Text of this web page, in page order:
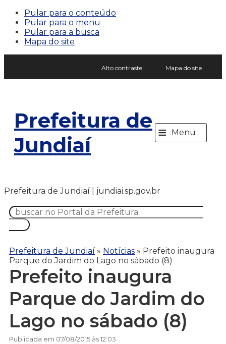
Pular para o conteúdo
Pular para o menu
Pular para a busca
Mapa do site
Alto contraste Mapa do site
Prefeitura de
Jundiaí
≡ Menu
Prefeitura de Jundiaí | jundiai.sp.gov.br
Prefeitura de Jundiaí » Notícias » Prefeito inaugura
Parque do Jardim do Lago no sábado (8)
Prefeito inaugura
Parque do Jardim do
Lago no sábado (8)
Publicada em 07/08/2015 às 12:03